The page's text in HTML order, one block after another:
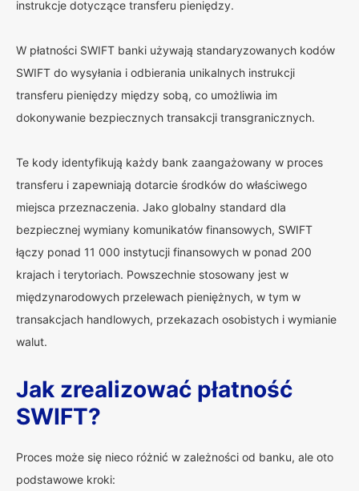
instrukcje dotyczące transferu pieniędzy.
W płatności SWIFT banki używają standaryzowanych kodów
SWIFT do wysyłania i odbierania unikalnych instrukcji
transferu pieniędzy między sobą, co umożliwia im
dokonywanie bezpiecznych transakcji transgranicznych.
Te kody identyfikują każdy bank zaangażowany w proces
transferu i zapewniają dotarcie środków do właściwego
miejsca przeznaczenia. Jako globalny standard dla
bezpiecznej wymiany komunikatów finansowych, SWIFT
łączy ponad 11 000 instytucji finansowych w ponad 200
krajach i terytoriach. Powszechnie stosowany jest w
międzynarodowych przelewach pieniężnych, w tym w
transakcjach handlowych, przekazach osobistych i wymianie
walut.
Jak zrealizować płatność
SWIFT?
Proces może się nieco różnić w zależności od banku, ale oto
podstawowe kroki: